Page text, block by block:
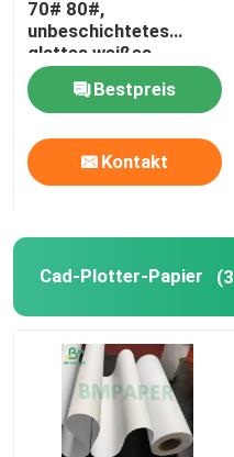
SBS-Karton
Buchbindungs-Brett
Kraftliner-Brett
70# 80#,
unbeschichtetes
glattes weißes
Offsetdruck-Papier
Bestpreis
Kontakt
Cad-Plotter-Papier